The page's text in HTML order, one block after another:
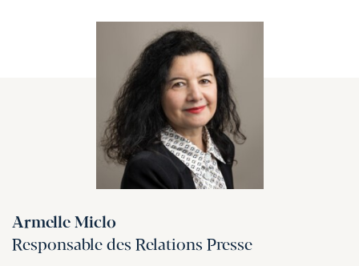
Armelle Miclo
Responsable des Relations Presse